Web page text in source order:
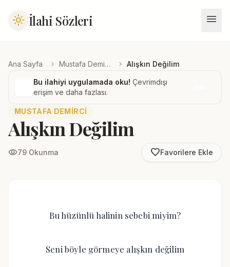
light_mode İlahi Sözleri menu
Ana Sayfa chevron_right Mustafa Demirci chevron_right Alışkın Değilim
Bu ilahiyi uygulamada oku! Çevrimdışı
erişim ve daha fazlası.
MUSTAFA DEMIRCI
Alışkın Değilim
visibility79 Okunma favorite_borderFavorilere Ekle
Bu hüzünlü halinin sebebi miyim?
Seni böyle görmeye alışkın değilim